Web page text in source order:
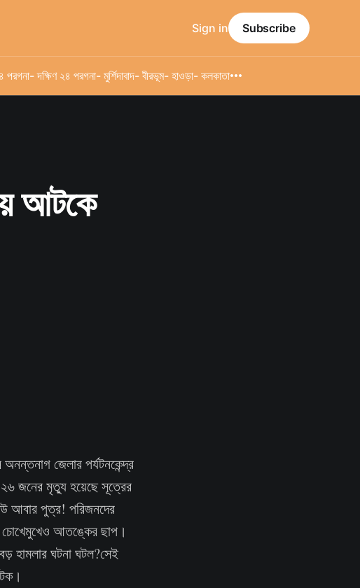
পরগনা- দক্ষিণ ২৪ পরগনা- মুর্শিদাবাদ- বীরভূম- হাওড়া- কলকাতা
Sign in Subscribe
আটকে
জেলার পর্যটনকেন্দ্র
জনের মৃত্যু হয়েছে সূত্রের
আবার পুত্র! পরিজনদের
চোখেমুখেও আতঙ্কের ছাপ।
হামলার ঘটনা ঘটল?সেই